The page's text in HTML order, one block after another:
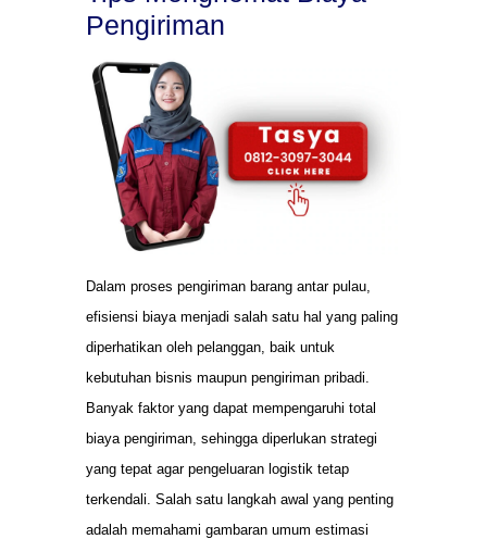
Pengiriman
Dalam proses pengiriman barang antar pulau,
efisiensi biaya menjadi salah satu hal yang paling
diperhatikan oleh pelanggan, baik untuk
kebutuhan bisnis maupun pengiriman pribadi.
Banyak faktor yang dapat mempengaruhi total
biaya pengiriman, sehingga diperlukan strategi
yang tepat agar pengeluaran logistik tetap
terkendali. Salah satu langkah awal yang penting
adalah memahami gambaran umum estimasi